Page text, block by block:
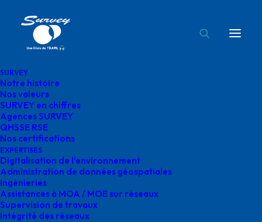
SURVEY
Notre histoire
Nos valeurs
SURVEY en chiffres
Agences SURVEY
QHSSE RSE
Nos certifications
EXPERTISES
Digitalisation de l’environnement
Administration de données géospatiales
Ingénieries
Assistances à MOA / MOE sur réseaux
Supervision de travaux
Intégrité des réseaux
Accueil Supervision de travaux
supervision des